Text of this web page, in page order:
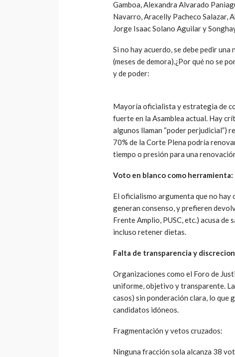
Gamboa, Alexandra Alvarado
Navarro, Aracelly Pacheco Salazar,
Jorge Isaac Solano Aguilar y
Si no hay acuerdo, se debe pedir
(meses de demora).¿Por qué no se
y de poder:
Mayoría oficialista y estrategia de
fuerte en la Asamblea actual. Hay
algunos llaman “poder perjudicial”)
70% de la Corte Plena podría
tiempo o presión para una
Voto en blanco como herramienta:
El oficialismo argumenta que no
generan consenso, y prefieren
Frente Amplio, PUSC, etc.) acusa
incluso retener dietas.
Falta de transparencia y
Organizaciones como el Foro de
uniforme, objetivo y transparente.
casos) sin ponderación clara, lo que
candidatos idóneos.
Fragmentación y vetos cruzados:
Ninguna fracción sola alcanza 38